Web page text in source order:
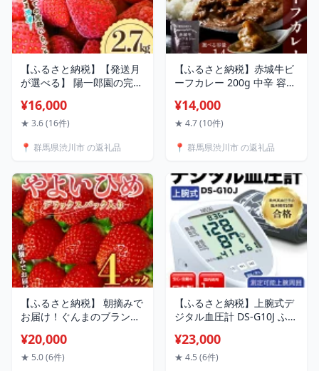
【ふるさと納税】【発送月
が選べる】 陽一郎園の完熟
群馬県いちご品評会銀賞受
賞】 いちご イチゴ 苺 冷凍
F4H-0034var
¥16,000
★ 3.6 (16件)
📍 群馬県渋川市 の返礼品
【ふるさと納税】赤城牛ビ
ーフカレー 200g 中辛 容量
温保存 詰め合わせ 一人暮
らし F4H-0824var
¥14,000
★ 4.7 (10件)
📍 群馬県渋川市 の返礼品
【ふるさと納税】 朝摘みで
お届け！ぐんまのブランド
ックスパック入り大粒 4パ
ック イチゴ 苺 期間限定 フ
¥20,000
★ 5.0 (6件)
【ふるさと納税】上腕式デ
ジタル血圧計 DS-G10J ふる
F4H-0011
¥23,000
★ 4.5 (6件)